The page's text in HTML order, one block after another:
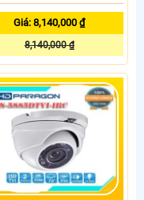
Giá: 8,140,000 ₫
8,140,000 ₫